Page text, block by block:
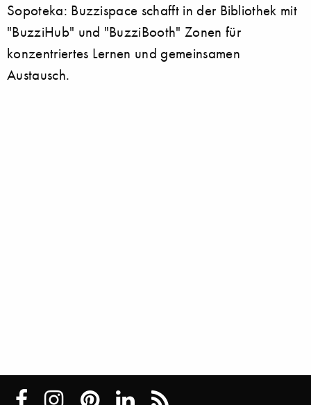
Sopoteka: Buzzispace schafft in der Bibliothek mit
"BuzziHub" und "BuzziBooth" Zonen für
konzentriertes Lernen und gemeinsamen
Austausch.